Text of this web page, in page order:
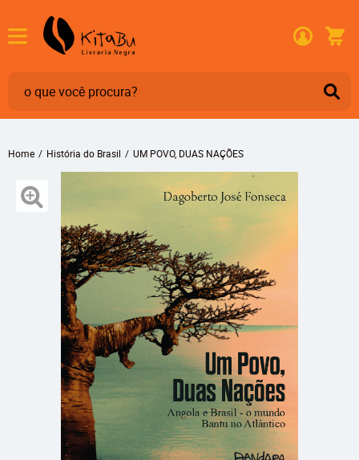
Home História do Brasil UM POVO, DUAS NAÇÕES